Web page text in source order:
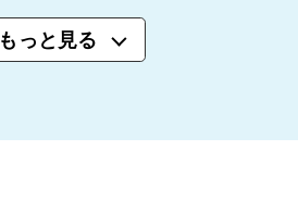
もっと見る